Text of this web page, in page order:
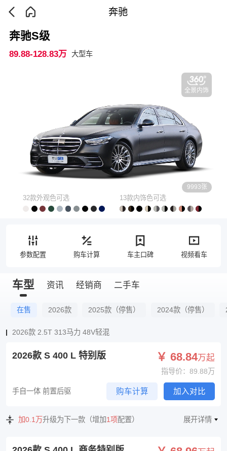
奔驰
全景内饰
9993张
奔驰S级
89.88-128.83万 大型车
32款外观色可选 13款内饰色可选
参数配置 购车计算 车主口碑 视频看车
车型 资讯 经销商 二手车
在售 2026款 2025款（停售） 2024款（停售）
2026款 2.5T 313马力 48V轻混
2026款 S 400 L 特别版 ￥ 68.84万起
指导价：89.88万
手自一体 前置后驱 购车计算 加入对比
加0.1万升级为下一款（增加1项配置） 展开详情